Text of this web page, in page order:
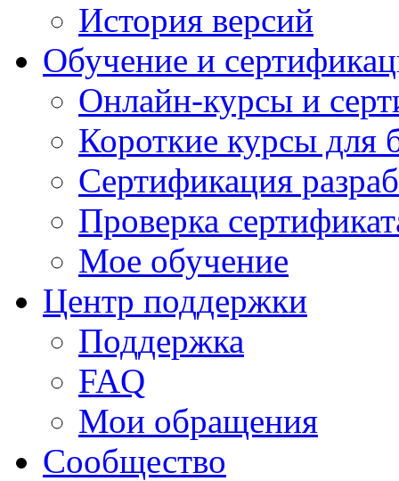
История версий
Обучение и
Онлайн-курсы и
Короткие курсы для
Сертификация
Проверка
Мое обучение
Центр поддержки
Поддержка
FAQ
Мои обращения
Сообщество